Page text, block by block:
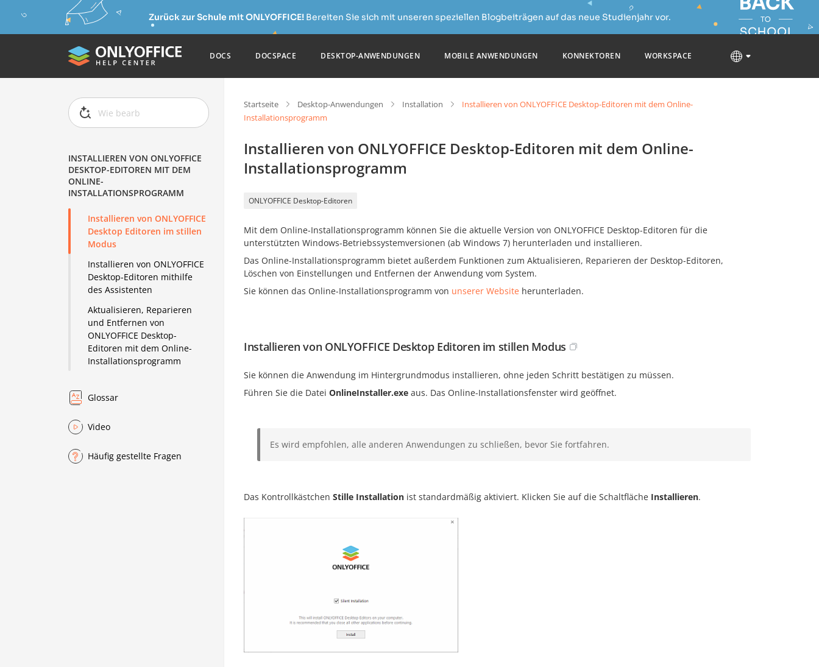
Zurück zur Schule mit ONLYOFFICE!Bereiten Sie sich mit unseren speziellen Blogbeiträgen auf das neue Studienjahr vor.
DOCS DOCSPACE DESKTOP-ANWENDUNGEN MOBILE ANWENDUNGEN KONNEKTOREN WORKSPACE
INSTALLIEREN VON ONLYOFFICE
DESKTOP-EDITOREN MIT DEM
ONLINE-
INSTALLATIONSPROGRAMM
Installieren von ONLYOFFICE
Desktop Editoren im stillen
Modus
Installieren von ONLYOFFICE
Desktop-Editoren mithilfe
des Assistenten
Aktualisieren, Reparieren
und Entfernen von
ONLYOFFICE Desktop-
Editoren mit dem Online-
Installationsprogramm
Glossar
Video
Häufig gestellte Fragen
Startseite Desktop-Anwendungen Installation
Installieren von ONLYOFFICE Desktop-Editoren mit dem Online-
Installationsprogramm
Installieren von ONLYOFFICE Desktop-Editoren mit dem Online-
Installationsprogramm
ONLYOFFICE Desktop-Editoren
Mit dem Online-Installationsprogramm können Sie die aktuelle Version von ONLYOFFICE Desktop-Editoren für die
unterstützten Windows-Betriebssystemversionen (ab Windows 7) herunterladen und installieren.
Das Online-Installationsprogramm bietet außerdem Funktionen zum Aktualisieren, Reparieren der Desktop-Editoren,
Löschen von Einstellungen und Entfernen der Anwendung vom System.
Sie können das Online-Installationsprogramm von unserer Website herunterladen.
Installieren von ONLYOFFICE Desktop Editoren im stillen Modus
Sie können die Anwendung im Hintergrundmodus installieren, ohne jeden Schritt bestätigen zu müssen.
Führen Sie die Datei OnlineInstaller.exe aus. Das Online-Installationsfenster wird geöffnet.
Es wird empfohlen, alle anderen Anwendungen zu schließen, bevor Sie fortfahren.
Das Kontrollkästchen Stille Installation ist standardmäßig aktiviert. Klicken Sie auf die Schaltfläche Installieren.